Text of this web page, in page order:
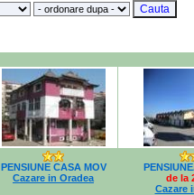
PENSIUNE CASA MOV
Cazare in Oradea
de la
Cazare